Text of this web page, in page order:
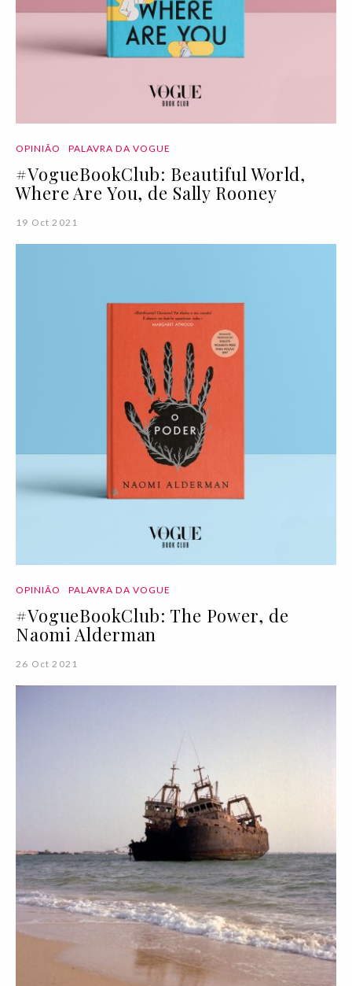
OPINIÃO PALAVRA DA VOGUE
#VogueBookClub: Beautiful World,
Where Are You, de Sally Rooney
19 Oct 2021
OPINIÃO PALAVRA DA VOGUE
#VogueBookClub: The Power, de
Naomi Alderman
26 Oct 2021